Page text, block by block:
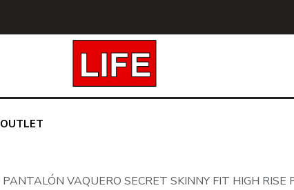
OUTLET
PANTALÓN VAQUERO SECRET SKINNY FIT HIGH RISE